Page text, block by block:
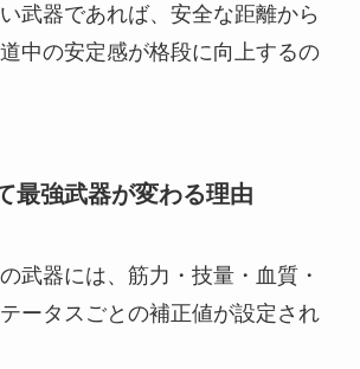
武器であれば、安全な距離から
中の安定感が格段に向上するの
最強武器が変わる理由
武器には、筋力・技量・血質・
ータスごとの補正値が設定され